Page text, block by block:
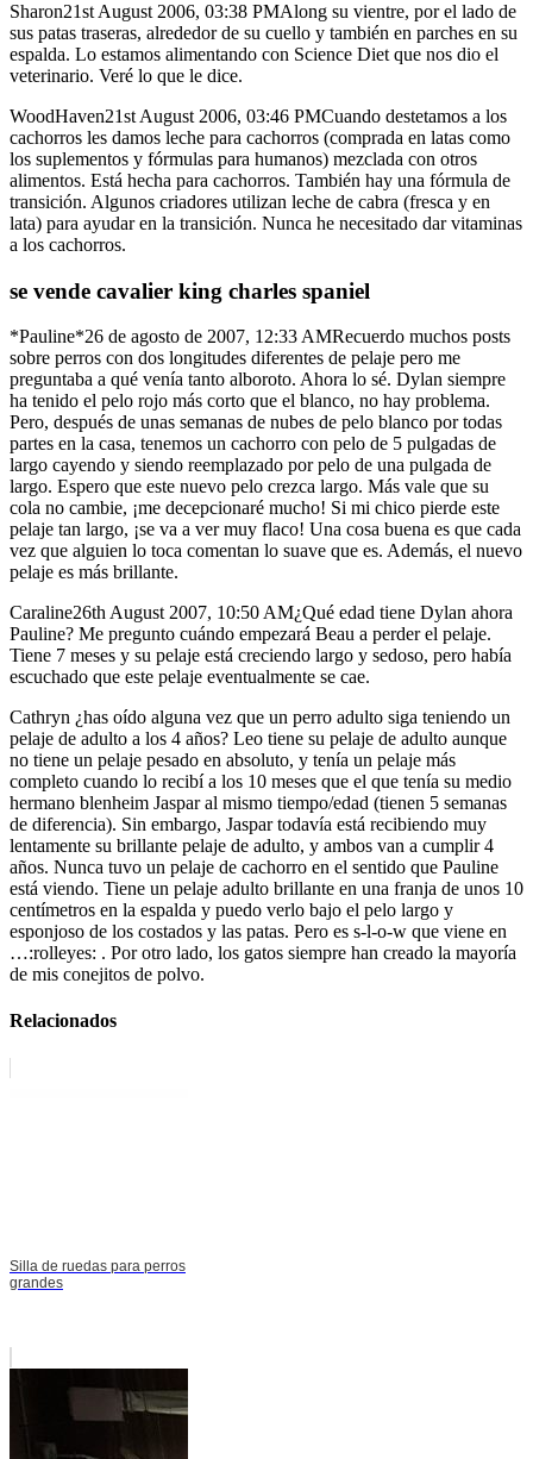
Sharon21st August 2006, 03:38 PMAlong su vientre, por el lado de
sus patas traseras, alrededor de su cuello y también en parches en su
espalda. Lo estamos alimentando con Science Diet que nos dio el
veterinario. Veré lo que le dice.
WoodHaven21st August 2006, 03:46 PMCuando destetamos a los
cachorros les damos leche para cachorros (comprada en latas como
los suplementos y fórmulas para humanos) mezclada con otros
alimentos. Está hecha para cachorros. También hay una fórmula de
transición. Algunos criadores utilizan leche de cabra (fresca y en
lata) para ayudar en la transición. Nunca he necesitado dar vitaminas
a los cachorros.
se vende cavalier king charles spaniel
*Pauline*26 de agosto de 2007, 12:33 AMRecuerdo muchos posts
sobre perros con dos longitudes diferentes de pelaje pero me
preguntaba a qué venía tanto alboroto. Ahora lo sé. Dylan siempre
ha tenido el pelo rojo más corto que el blanco, no hay problema.
Pero, después de unas semanas de nubes de pelo blanco por todas
partes en la casa, tenemos un cachorro con pelo de 5 pulgadas de
largo cayendo y siendo reemplazado por pelo de una pulgada de
largo. Espero que este nuevo pelo crezca largo. Más vale que su
cola no cambie, ¡me decepcionaré mucho! Si mi chico pierde este
pelaje tan largo, ¡se va a ver muy flaco! Una cosa buena es que cada
vez que alguien lo toca comentan lo suave que es. Además, el nuevo
pelaje es más brillante.
Caraline26th August 2007, 10:50 AM¿Qué edad tiene Dylan ahora
Pauline? Me pregunto cuándo empezará Beau a perder el pelaje.
Tiene 7 meses y su pelaje está creciendo largo y sedoso, pero había
escuchado que este pelaje eventualmente se cae.
Cathryn ¿has oído alguna vez que un perro adulto siga teniendo un
pelaje de adulto a los 4 años? Leo tiene su pelaje de adulto aunque
no tiene un pelaje pesado en absoluto, y tenía un pelaje más
completo cuando lo recibí a los 10 meses que el que tenía su medio
hermano blenheim Jaspar al mismo tiempo/edad (tienen 5 semanas
de diferencia). Sin embargo, Jaspar todavía está recibiendo muy
lentamente su brillante pelaje de adulto, y ambos van a cumplir 4
años. Nunca tuvo un pelaje de cachorro en el sentido que Pauline
está viendo. Tiene un pelaje adulto brillante en una franja de unos 10
centímetros en la espalda y puedo verlo bajo el pelo largo y
esponjoso de los costados y las patas. Pero es s-l-o-w que viene en
…:rolleyes: . Por otro lado, los gatos siempre han creado la mayoría
de mis conejitos de polvo.
Relacionados
Silla de ruedas para perros
grandes